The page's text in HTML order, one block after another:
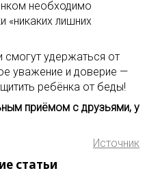
необходимо
«никаких лишних
смогут удержаться от
уважение и доверие —
ребёнка от беды!
приёмом с друзьями, у
Источник
статьи